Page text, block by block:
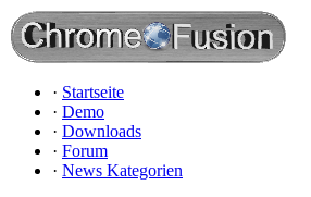
· Startseite
· Demo
· Downloads
· Forum
· News Kategorien